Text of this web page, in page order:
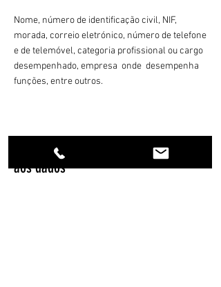
Nome, número de identificação civil, NIF,
morada, correio eletrónico, número de telefone
e de telemóvel, categoria profissional ou cargo
desempenhado, empresa onde desempenha
funções, entre outros.
Direitos dos utilizadores em relação
aos dados